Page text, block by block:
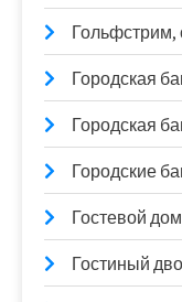
Гольфстрим,
Городская
Городская
Городские
Гостевой
Гостиный